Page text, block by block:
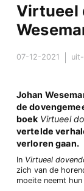
Virtueel
07-12-2021
Johan
de
boek Virtueel
vertelde
verloren gaan.
In Virtueel
zich van de
moeite neemt